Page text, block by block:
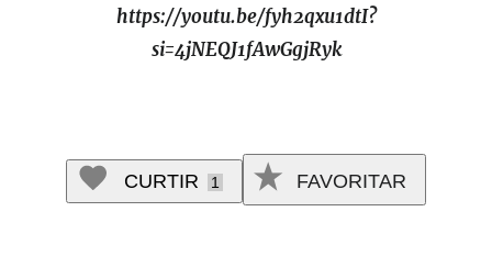
https://youtu.be/fyh2qxu1dtI?
si=4jNEQJ1fAwGgjRyk
CURTIR 1 FAVORITAR